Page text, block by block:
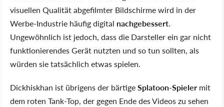
visuellen Qualität abgefilmter Bildschirme wird in der
Werbe-Industrie häufig digital nachgebessert.
Ungewöhnlich ist jedoch, dass die Darsteller ein gar nicht
funktionierendes Gerät nutzten und so tun sollten, als
würden sie tatsächlich etwas spielen.
Dickhiskhan ist übrigens der bärtigeSplatoon-Spieler mit
dem roten Tank-Top, der gegen Ende des Videos zu sehen